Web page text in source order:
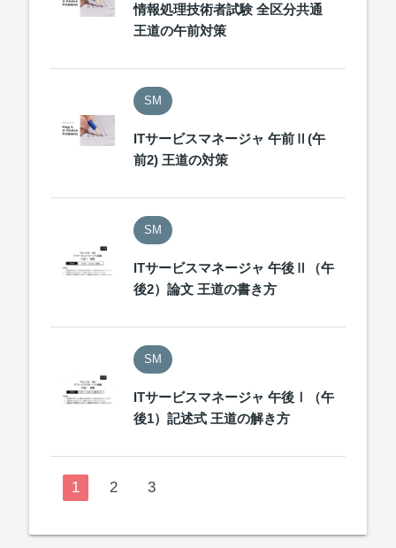
情報処理技術者試験 全区分共通
王道の午前対策
SM
ITサービスマネージャ 午前Ⅱ(午
前2) 王道の対策
SM
ITサービスマネージャ 午後Ⅱ（午
後2）論文 王道の書き方
SM
ITサービスマネージャ 午後Ⅰ（午
後1）記述式 王道の解き方
1 2 3